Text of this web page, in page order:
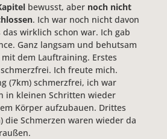
bewusst, aber noch nicht
. Ich war noch nicht davon
das wirklich schon war. Ich gab
Ganz langsam und behutsam
dem Lauftraining. Erstes
Ich freute mich.
(7km) schmerzfrei, ich war
in kleinen Schritten wieder
Körper aufzubauen. Drittes
die Schmerzen waren wieder da